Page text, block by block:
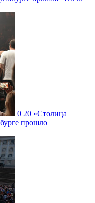
0 20 «Столица
прошло